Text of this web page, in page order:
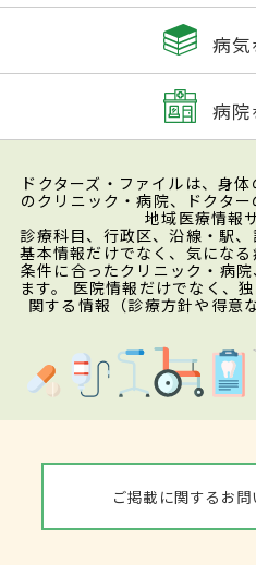
病気
病院
ドクターズ・ファイルは、身
のクリニック・病院、ドクタ
地域医療情報
診療科目、行政区、沿線・駅
基本情報だけでなく、気にな
条件に合ったクリニック・病
ます。 医院情報だけでなく、
関する情報（診療方針や得意
ご掲載に関するお